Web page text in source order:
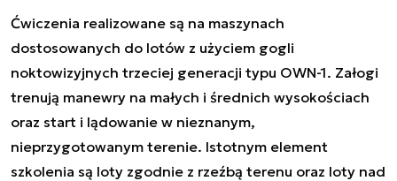
Ćwiczenia realizowane są na maszynach
dostosowanych do lotów z użyciem gogli
noktowizyjnych trzeciej generacji typu OWN-1. Załogi
trenują manewry na małych i średnich wysokościach
oraz start i lądowanie w nieznanym,
nieprzygotowanym terenie. Istotnym element
szkolenia są loty zgodnie z rzeźbą terenu oraz loty nad